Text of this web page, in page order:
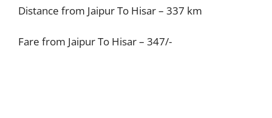
Distance from Jaipur To Hisar – 337 km
Fare from Jaipur To Hisar – 347/-